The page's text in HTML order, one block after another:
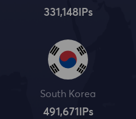
331,148IPs
South Korea
491,672 IPs